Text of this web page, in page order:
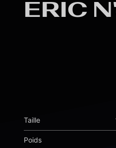
ERIC
Taille
Poids